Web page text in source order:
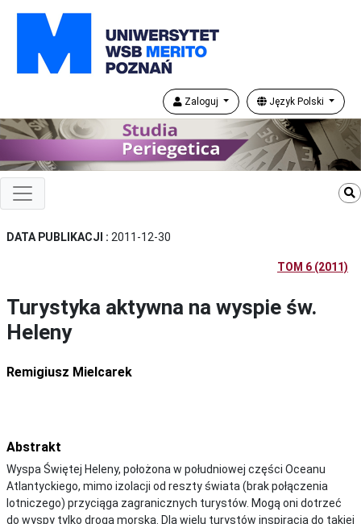
Zaloguj Język Polski
DATA PUBLIKACJI : 2011-12-30
TOM 6 (2011)
Turystyka aktywna na wyspie św.
Heleny
Remigiusz Mielcarek
Abstrakt
Wyspa Świętej Heleny, położona w południowej części Oceanu
Atlantyckiego, mimo izolacji od reszty świata (brak połączenia
lotniczego) przyciąga zagranicznych turystów. Mogą oni dotrzeć
do wyspy tylko drogą morską. Dla wielu turystów inspiracją do takiej